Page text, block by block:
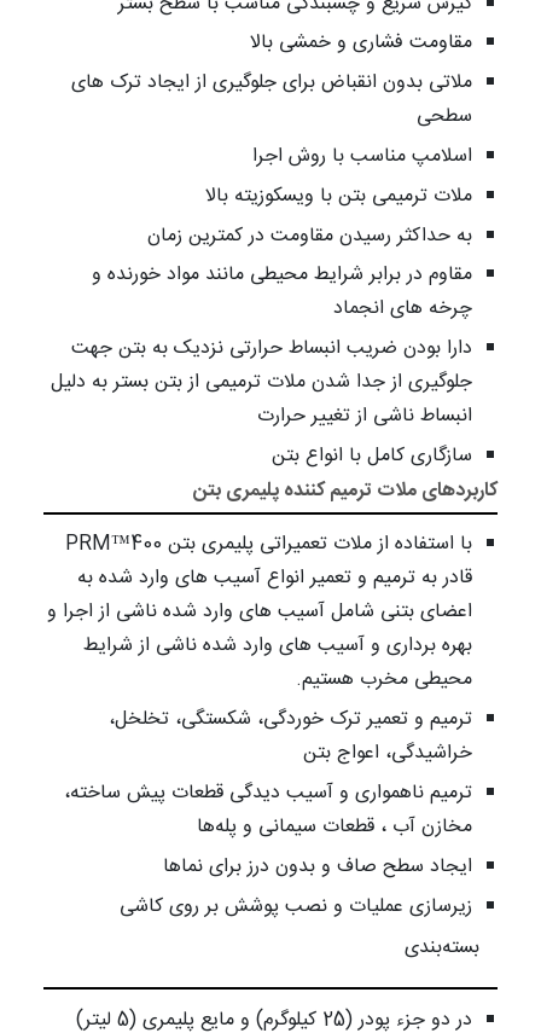
مقاومت فشاری و خمشی بالا
ملاتی بدون انقباض برای جلوگیری از ایجاد ترک های
سطحی
اسلامپ مناسب با روش اجرا
ملات ترمیمی بتن با ویسکوزیته بالا
به حداکثر رسیدن مقاومت در کمترین زمان
مقاوم در برابر شرایط محیطی مانند مواد خورنده و
چرخه های انجماد
دارا بودن ضریب انبساط حرارتی نزدیک به بتن جهت
جلوگیری از جدا شدن ملات ترمیمی از بتن بستر به دلیل
انبساط ناشی از تغییر حرارت
سازگاری کامل با انواع بتن
کاربردهای ملات ترمیم کننده پلیمری بتن
با استفاده از ملات تعمیراتی پلیمری بتن 400™PRM
قادر به ترمیم و تعمیر انواع آسیب های وارد شده به
اعضای بتنی شامل آسیب های وارد شده ناشی از اجرا و
بهره برداری و آسیب های وارد شده ناشی از شرایط
محیطی مخرب هستیم.
ترمیم و تعمیر ترک خوردگی، شکستگی، تخلخل،
خراشیدگی، اعواج بتن
ترمیم ناهمواری و آسیب دیدگی قطعات پیش ساخته،
مخازن آب ، قطعات سیمانی و پله‌ها
ایجاد سطح صاف و بدون درز برای نماها
زیرسازی عملیات و نصب پوشش بر روی کاشی
بسته‌بندی
در دو جزء پودر (25 کیلوگرم) و مایع پلیمری (5 لیتر)